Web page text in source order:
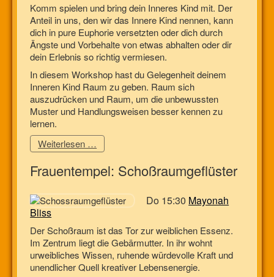
Komm spielen und bring dein Inneres Kind mit. Der
Anteil in uns, den wir das Innere Kind nennen, kann
dich in pure Euphorie versetzten oder dich durch
Ängste und Vorbehalte von etwas abhalten oder dir
dein Erlebnis so richtig vermiesen.
In diesem Workshop hast du Gelegenheit deinem
Inneren Kind Raum zu geben. Raum sich
auszudrücken und Raum, um die unbewussten
Muster und Handlungsweisen besser kennen zu
lernen.
Weiterlesen …
Frauentempel: Schoßraumgeflüster
Do 15:30 Mayonah
Bliss
Der Schoßraum ist das Tor zur weiblichen Essenz.
Im Zentrum liegt die Gebärmutter. In ihr wohnt
urweibliches Wissen, ruhende würdevolle Kraft und
unendlicher Quell kreativer Lebensenergie.